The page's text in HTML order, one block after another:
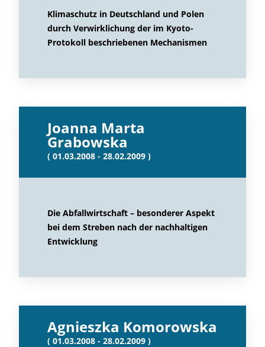
Klimaschutz in Deutschland und Polen
durch Verwirklichung der im Kyoto-
Protokoll beschriebenen Mechanismen
Joanna Marta
Grabowska
( 01.03.2008 - 28.02.2009 )
Die Abfallwirtschaft – besonderer Aspekt
bei dem Streben nach der nachhaltigen
Entwicklung
Agnieszka Komorowska
( 01.03.2008 - 28.02.2009 )